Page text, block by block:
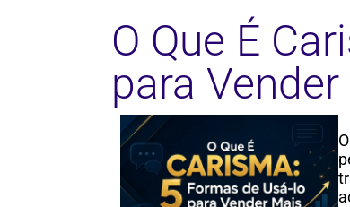
O Que É
para